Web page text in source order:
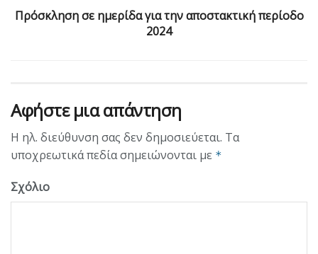
Πρόσκληση σε ημερίδα για την αποστακτική περίοδο
2024
Αφήστε μια απάντηση
Η ηλ. διεύθυνση σας δεν δημοσιεύεται. Τα
υποχρεωτικά πεδία σημειώνονται με *
Σχόλιο